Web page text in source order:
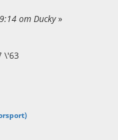
от Ducky»
\'63